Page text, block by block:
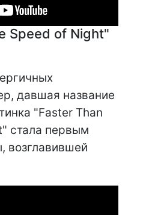
Speed of Night"
давшая название
"Faster Than
стала первым
возглавившей